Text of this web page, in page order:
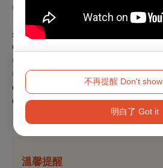
不再提醒 Don't
明白了 Got it
◎ TFAI Member or Student: NTD 180/
Member Combo Tickets: NTD 990
screening of the program plus
Card & Theme Poster」
◎ Child or Senior Citizen: NTD 110/
◎ Person with Disability: Free tickets
organized screenings, please call
detail.
溫馨提醒